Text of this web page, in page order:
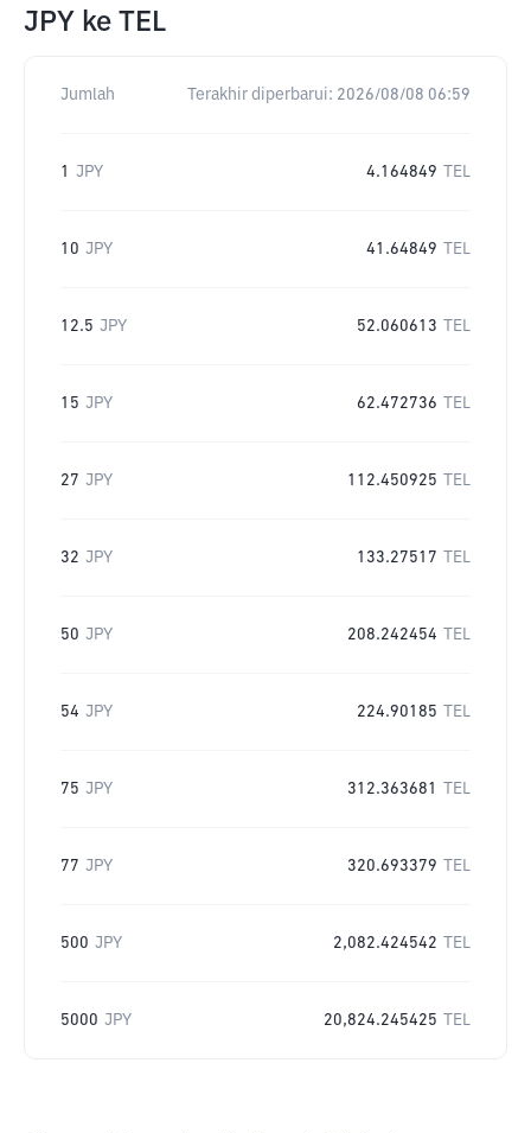
JPY ke TEL
Jumlah Terakhir diperbarui: 2026/08/08 06:59
1 JPY 4.164849 TEL
10 JPY 41.64849 TEL
12.5 JPY 52.060613 TEL
15 JPY 62.472736 TEL
27 JPY 112.450925 TEL
32 JPY 133.27517 TEL
50 JPY 208.242454 TEL
54 JPY 224.90185 TEL
75 JPY 312.363681 TEL
77 JPY 320.693379 TEL
500 JPY 2,082.424542 TEL
5000 JPY 20,824.245425 TEL